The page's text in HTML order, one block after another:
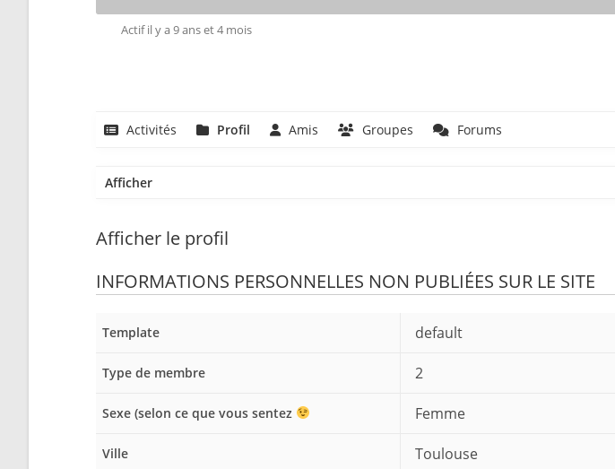
Actif il y a 9 ans et 4 mois
Activités Profil Amis Groupes Forums
Afficher
Afficher le profil
INFORMATIONS PERSONNELLES NON PUBLIÉES SUR LE SITE
Template default
Type de membre 2
Sexe (selon ce que vous sentez Femme
Ville Toulouse